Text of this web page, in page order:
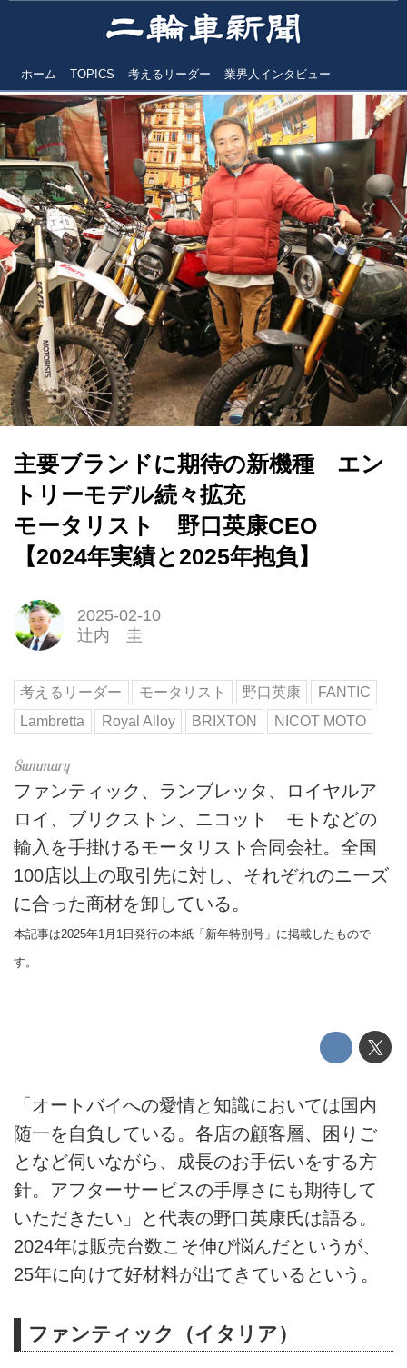
ホーム TOPICS 考えるリーダー 業界人インタビュー
主要ブランドに期待の新機種 エン
トリーモデル続々拡充
モータリスト 野口英康CEO
【2024年実績と2025年抱負】
2025-02-10
辻内 圭
考えるリーダー モータリスト 野口英康
FANTIC
Lambretta
Royal Alloy BRIXTON NICOT MOTO
ファンティック、ランブレッタ、ロイヤルア
ロイ、ブリクストン、ニコット モトなどの
輸入を手掛けるモータリスト合同会社。全国
100店以上の取引先に対し、それぞれのニーズ
に合った商材を卸している。
本記事は2025年1月1日発行の本紙「新年特別号」に掲載したもので
す。
「オートバイへの愛情と知識においては国内
随一を自負している。各店の顧客層、困りご
となど伺いながら、成長のお手伝いをする方
針。アフターサービスの手厚さにも期待して
いただきたい」と代表の野口英康氏は語る。
2024年は販売台数こそ伸び悩んだというが、
25年に向けて好材料が出てきているという。
ファンティック（イタリア）